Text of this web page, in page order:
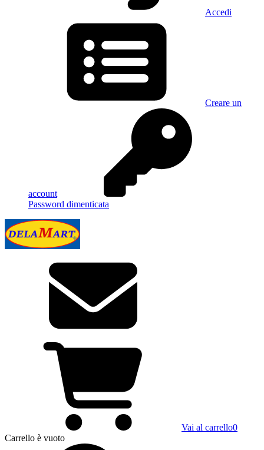
Accedi
Creare un
account
Password dimenticata
Vai al carrello0
Carrello è vuoto